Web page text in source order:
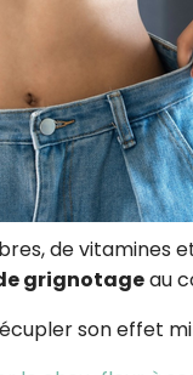
de vitamines
grignotageau
son effet